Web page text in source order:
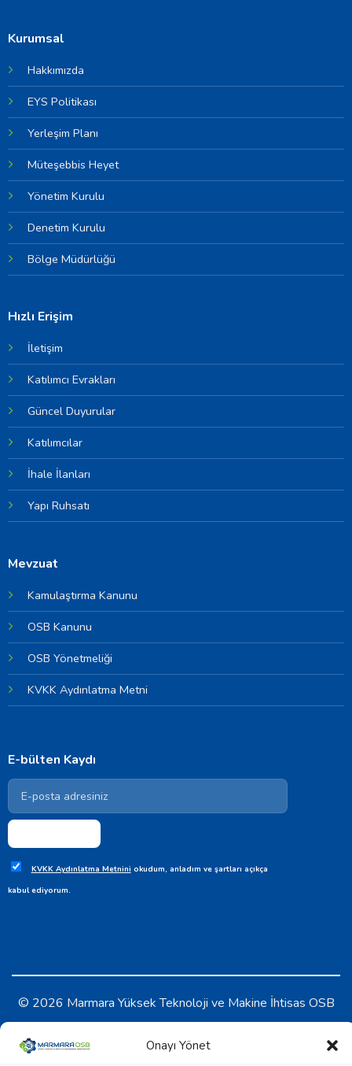
Onayı Yönet
Kurumsal
Hakkımızda
EYS Politikası
Yerleşim Planı
Müteşebbis Heyet
Yönetim Kurulu
Denetim Kurulu
Bölge Müdürlüğü
Hızlı Erişim
İletişim
Katılımcı Evrakları
Güncel Duyurular
Katılımcılar
İhale İlanları
Yapı Ruhsatı
Mevzuat
Kamulaştırma Kanunu
OSB Kanunu
OSB Yönetmeliği
KVKK Aydınlatma Metni
E-bülten Kaydı
KVKK Aydınlatma Metnini okudum, anladım ve şartları açıkça
kabul ediyorum.
© 2026 Marmara Yüksek Teknoloji ve Makine İhtisas OSB
KVKK Aydınlatma Metni-Çerez Politikası